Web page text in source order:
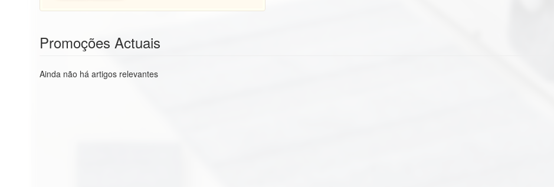
Promoções Actuais
Ainda não há artigos relevantes